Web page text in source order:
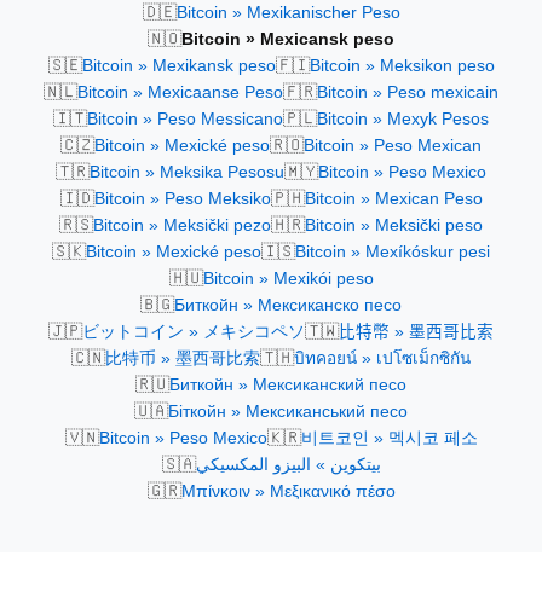
🇩🇪Bitcoin » Mexikanischer Peso
🇳🇴Bitcoin » Mexicansk peso
🇸🇪Bitcoin » Mexikansk peso🇫🇮Bitcoin » Meksikon peso
🇳🇱Bitcoin » Mexicaanse Peso🇫🇷Bitcoin » Peso mexicain
🇮🇹Bitcoin » Peso Messicano🇵🇱Bitcoin » Mexyk Pesos
🇨🇿Bitcoin » Mexické peso🇷🇴Bitcoin » Peso Mexican
🇹🇷Bitcoin » Meksika Pesosu🇲🇾Bitcoin » Peso Mexico
🇮🇩Bitcoin » Peso Meksiko🇵🇭Bitcoin » Mexican Peso
🇷🇸Bitcoin » Meksički pezo🇭🇷Bitcoin » Meksički peso
🇸🇰Bitcoin » Mexické peso🇮🇸Bitcoin » Mexíkóskur pesi
🇭🇺Bitcoin » Mexikói peso
🇧🇬Биткойн » Мексиканско песо
🇯🇵ビットコイン » メキシコペソ🇹🇼比特幣 » 墨西哥比索
🇨🇳比特币 » 墨西哥比索🇹🇭บิทคอยน์ » เปโซเม็กซิกัน
🇷🇺Биткойн » Мексиканский песо
🇺🇦Біткойн » Мексиканський песо
🇻🇳Bitcoin » Peso Mexico🇰🇷비트코인 » 멕시코 페소
🇸🇦بيتكوين » البيزو المكسيكي
🇬🇷Μπίνκοιν » Μεξικανικό πέσο